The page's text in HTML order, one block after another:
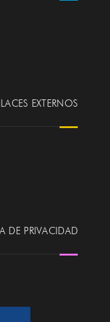
EXTERNOS
DE PRIVACIDAD